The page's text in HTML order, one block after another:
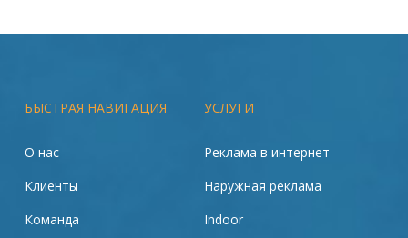
БЫСТРАЯ НАВИГАЦИЯ УСЛУГИ
О нас
Клиенты
Команда
Реклама в интернет
Наружная реклама
Indoor